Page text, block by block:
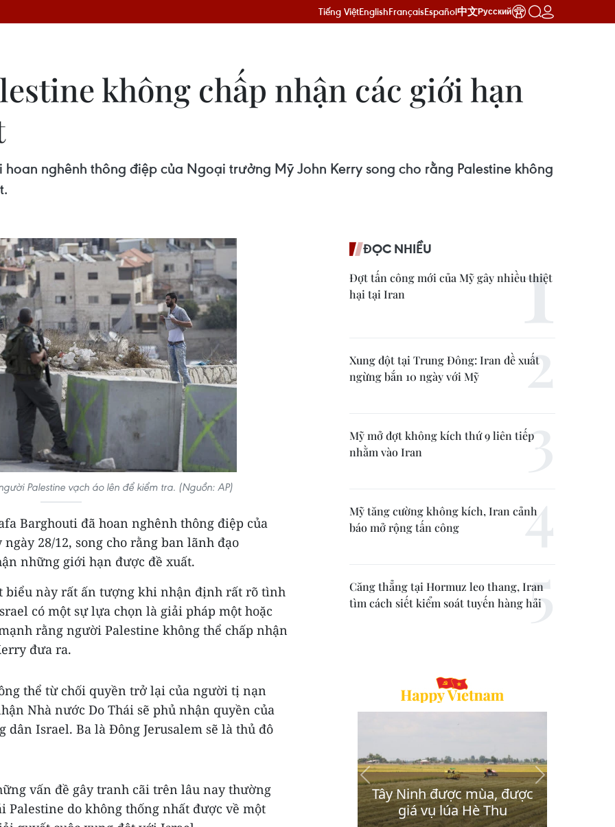
Tiếng ViệtEnglishFrançaisEspañol中文Русский
không chấp nhận các giới hạn
nghênh thông điệp của Ngoại trưởng Mỹ John Kerry song cho rằng Palestine không
Palestine vạch áo lên để kiểm tra. (Nguồn: AP)
Barghouti đã hoan nghênh thông điệp của
28/12, song cho rằng ban lãnh đạo
những giới hạn được đề xuất.
biểu này rất ấn tượng khi nhận định rất rõ tình
có một sự lựa chọn là giải pháp một hoặc
rằng người Palestine không thể chấp nhận
đưa ra.
thể từ chối quyền trở lại của người tị nạn
Nhà nước Do Thái sẽ phủ nhận quyền của
dân Israel. Ba là Đông Jerusalem sẽ là thủ đô
vấn đề gây tranh cãi trên lâu nay thường
Palestine do không thống nhất được về một
ĐỌC NHIỀU
Đợt tấn công mới của Mỹ gây nhiều thiệt
hại tại Iran
Xung đột tại Trung Đông: Iran đề xuất
ngừng bắn 10 ngày với Mỹ
Mỹ mở đợt không kích thứ 9 liên tiếp
nhằm vào Iran
Mỹ tăng cường không kích, Iran cảnh
báo mở rộng tấn công
Căng thẳng tại Hormuz leo thang, Iran
tìm cách siết kiểm soát tuyến hàng hải